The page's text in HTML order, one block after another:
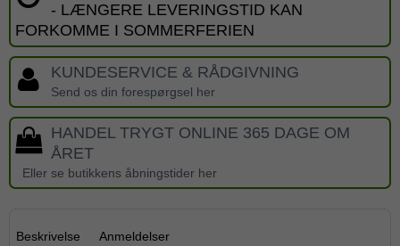
- LÆNGERE LEVERINGSTID KAN
FORKOMME I SOMMERFERIEN
KUNDESERVICE & RÅDGIVNING
Send os din forespørgsel her
HANDEL TRYGT ONLINE 365 DAGE OM
ÅRET
Eller se butikkens åbningstider her
Beskrivelse Anmeldelser